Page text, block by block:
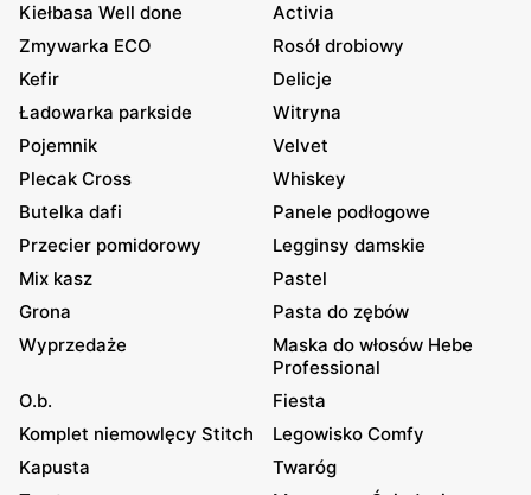
Kiełbasa Well done
Activia
Zmywarka ECO
Rosół drobiowy
Kefir
Delicje
Ładowarka parkside
Witryna
Pojemnik
Velvet
Plecak Cross
Whiskey
Butelka dafi
Panele podłogowe
Przecier pomidorowy
Legginsy damskie
Mix kasz
Pastel
Grona
Pasta do zębów
Wyprzedaże
Maska do włosów Hebe
Professional
O.b.
Fiesta
Komplet niemowlęcy Stitch
Legowisko Comfy
Kapusta
Twaróg